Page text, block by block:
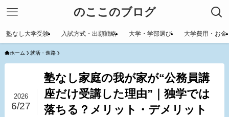
のここのブログ
塾なし大学受験 入試方式・出願戦略 大学・学部選び 大学費用・お金
ホーム 就活・進路
塾なし家庭の我が家が“公務員講
座だけ受講した理由”｜独学では
落ちる？メリット・デメリット
2026
6/27